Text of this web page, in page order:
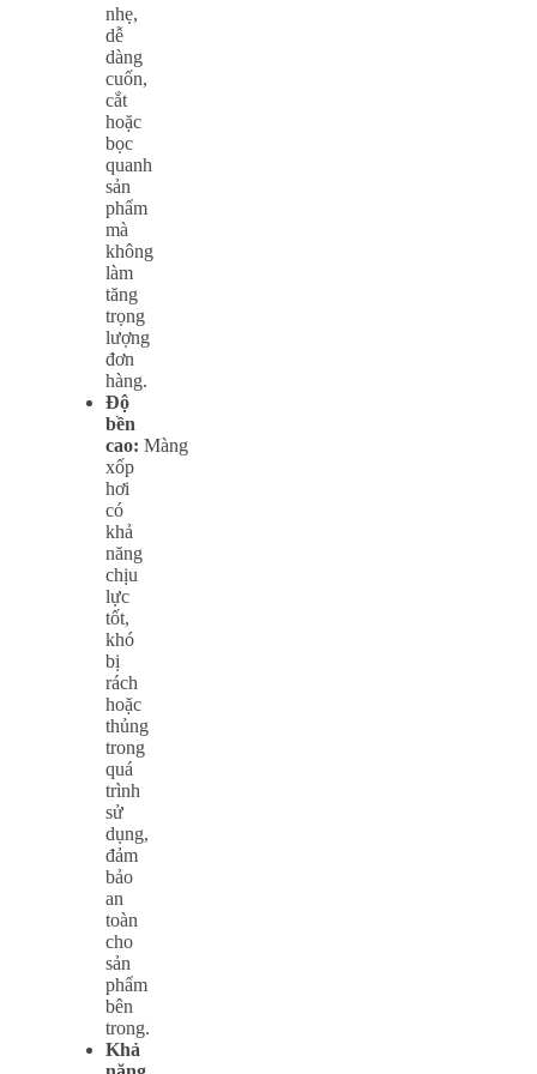
nhẹ,
dễ
dàng
cuốn,
cắt
hoặc
bọc
quanh
sản
phẩm
mà
không
làm
tăng
trọng
lượng
đơn
hàng.
Độ
bền
cao: Màng
xốp
hơi
có
khả
năng
chịu
lực
tốt,
khó
bị
rách
hoặc
thủng
trong
quá
trình
sử
dụng,
đảm
bảo
an
toàn
cho
sản
phẩm
bên
trong.
Khả